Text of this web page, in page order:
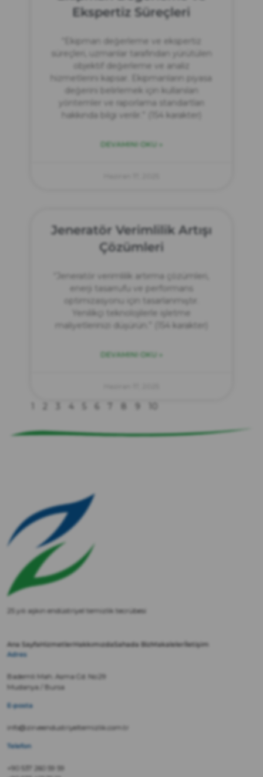
Ekspertiz Süreçleri
“Ekipman değerleme ve ekspertiz
süreçleri, uzmanlar tarafından yürütülen
objektif değerleme ve analiz
hizmetlerini kapsar. Ekipmanların piyasa
değerini belirlemek için kullanılan
yöntemler ve raporlama standartları
hakkında bilgi verilir.” (154 karakter)
DEVAMINI OKU »
Jeneratör Verimlilik Artışı
Çözümleri
“Jeneratör verimlilik artırma çözümleri,
enerji tasarrufu ve performans
optimizasyonu için tasarlanmıştır.
Yenilikçi teknolojilerle işletme
maliyetlerinizi düşürün.” (154 karakter)
DEVAMINI OKU »
4
25 yılı aşkın endüstriyel temizlik tecrübesi
Ana SayfaHizmetlerHakkımızdaSahada BizMakaleler İletişim
Adres
Bademli Mah. Asma Cd. No:29
Mudanya / Bursa
E-posta
info@zirveendustriyeltemizlik.com.tr
Telefon
+90 537 260 59 59